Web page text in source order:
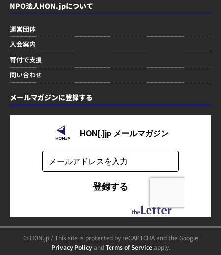
NPO法人HON.jpについて
運営団体
入会案内
寄付で支援
問い合わせ
メールマガジンに登録する
© HON.jp / This site is protected by reCAPTCHA and the Google
Privacy PolicyandTerms of Serviceapply.